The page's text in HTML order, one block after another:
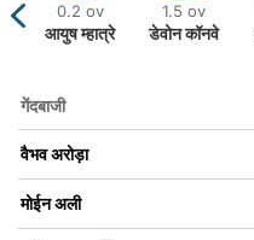
0.2 ov
आयुष म्हात्रे
1.5 ov
डेवोन कॉनवे
गेंदबाजी
वैभव अरोड़ा
मोईन अली